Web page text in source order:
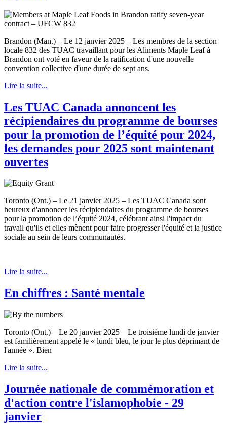
Brandon (Man.) – Le 12 janvier 2025 – Les membres de la section
locale 832 des TUAC travaillant pour les Aliments Maple Leaf à
Brandon ont voté en faveur de la ratification d'une nouvelle
convention collective d'une durée de sept ans.
Lire la suite...
Les TUAC Canada annoncent les
récipiendaires du programme de bourses
pour la promotion de l’équité pour 2024,
les demandes pour 2025 sont maintenant
ouvertes
Toronto (Ont.) – Le 21 janvier 2025 – Les TUAC Canada sont
heureux d'annoncer les récipiendaires du programme de bourses
pour la promotion de l’équité 2024, célébrant ainsi l'impact du
travail qu'ils et elles mènent pour faire progresser l'équité et la justice
sociale au sein de leurs communautés.
Lire la suite...
En chiffres : Santé mentale
Toronto (Ont.) – Le 20 janvier 2025 – Le troisième lundi de janvier
est familièrement appelé le « lundi bleu, le jour le plus déprimant de
l'année ». Bien
Lire la suite...
Journée nationale de commémoration et
d'action contre l'islamophobie - 29
janvier